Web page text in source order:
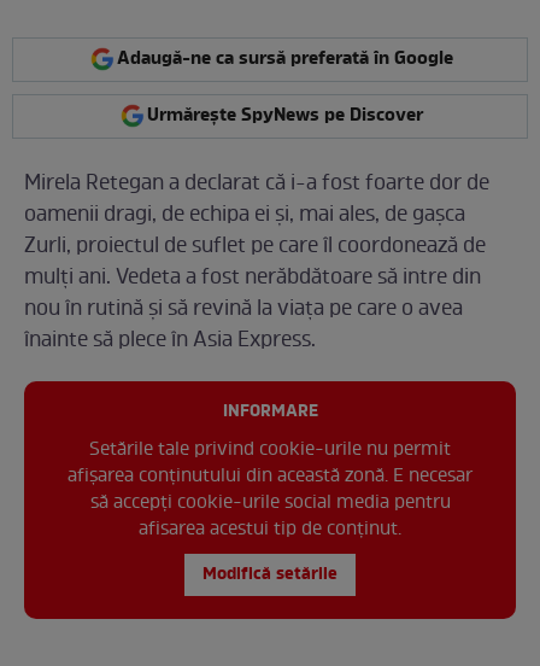
Adaugă-ne ca sursă preferată în Google
Urmărește SpyNews pe Discover
Mirela Retegan a declarat că i-a fost foarte dor de
oamenii dragi, de echipa ei și, mai ales, de gașca
Zurli, proiectul de suflet pe care îl coordonează de
mulți ani. Vedeta a fost nerăbdătoare să intre din
nou în rutină și să revină la viața pe care o avea
înainte să plece în Asia Express.
INFORMARE
Setările tale privind cookie-urile nu permit
afișarea conținutului din această zonă. E necesar
să accepți cookie-urile social media pentru
afisarea acestui tip de conținut.
Modifică setările